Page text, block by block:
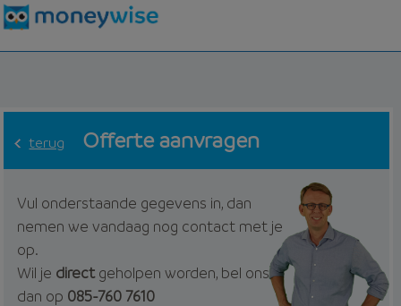
terug Offerte aanvragen
Vul onderstaande gegevens in, dan
nemen we vandaag nog contact met je
op.
Wil je directgeholpen worden, bel ons
dan op 085-760 7610